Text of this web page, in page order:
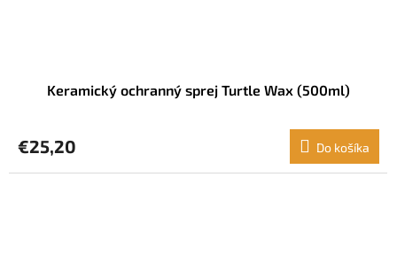
Keramický ochranný sprej Turtle Wax (500ml)
€25,20 Do košíka